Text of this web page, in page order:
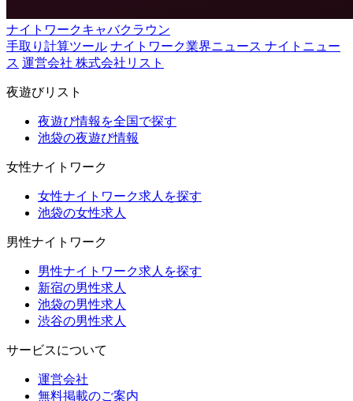
ナイトワークキャバクラウン
手取り計算ツール ナイトワーク業界ニュース ナイトニュー
ス 運営会社 株式会社リスト
夜遊びリスト
夜遊び情報を全国で探す
池袋の夜遊び情報
女性ナイトワーク
女性ナイトワーク求人を探す
池袋の女性求人
男性ナイトワーク
男性ナイトワーク求人を探す
新宿の男性求人
池袋の男性求人
渋谷の男性求人
サービスについて
運営会社
無料掲載のご案内